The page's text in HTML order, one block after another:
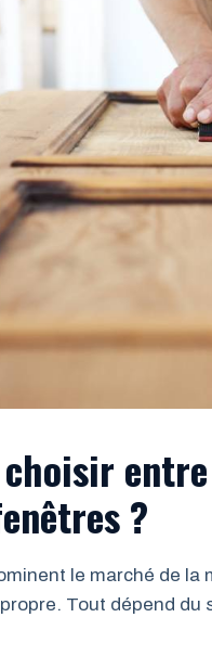
?
le marché de la
Tout dépend